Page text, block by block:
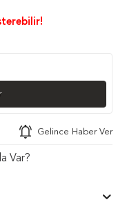
Gelince Haber Ver
Var?